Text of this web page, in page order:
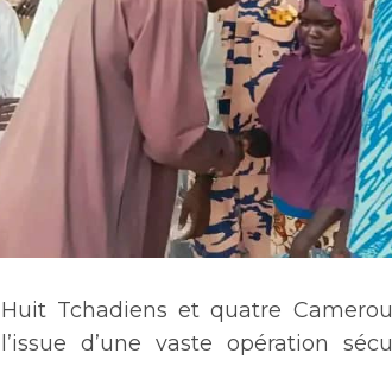
Huit Tchadiens et quatre
l’issue d’une vaste opération